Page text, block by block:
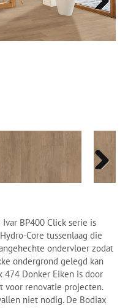
Next
Next
BP400 Click serie is
Core tussenlaag die
ondervloer zodat
ondergrond gelegd kan
474 Donker Eiken is door
voor renovatie projecten.
niet nodig. De Bodiax